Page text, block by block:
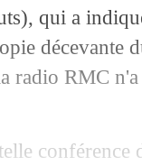
qui a
décevante
radio RMC
conférence
pas
le secret de